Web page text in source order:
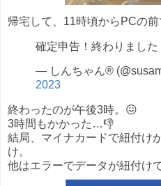
帰宅して、11時頃からPCの前
確定申告！終わりました
— しんちゃん®
2023
終わったのが午後3時。😖
3時間もかかった…👎
結局、マイナカードで紐付け
け。
他はエラーでデータが紐付け